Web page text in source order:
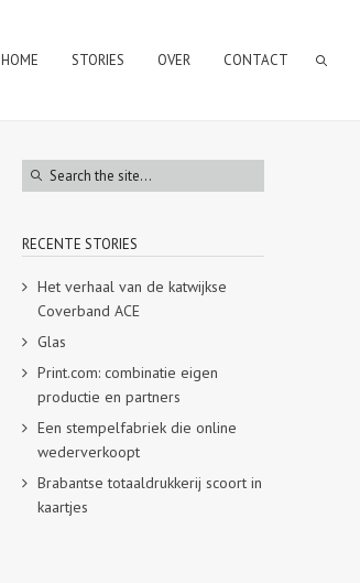
HOME STORIES OVER CONTACT
RECENTE STORIES
Het verhaal van de katwijkse
Coverband ACE
Glas
Print.com: combinatie eigen
productie en partners
Een stempelfabriek die online
wederverkoopt
Brabantse totaaldrukkerij scoort in
kaartjes